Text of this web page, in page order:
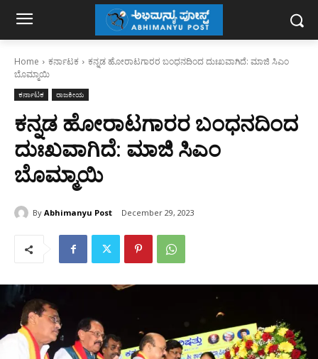
Home ಕರ್ನಾಟಕ
ಕನ್ನಡ ಹೋರಾಟಗಾರರ ಬಂಧನದಿಂದ ದುಃಖವಾಗಿದೆ: ಮಾಜಿ ಸಿಎಂ
ಬೊಮ್ಮಾಯಿ
ಕರ್ನಾಟಕ ರಾಜಕೀಯ
ಕನ್ನಡ ಹೋರಾಟಗಾರರ ಬಂಧನದಿಂದ
ದುಃಖವಾಗಿದೆ: ಮಾಜಿ ಸಿಎಂ
ಬೊಮ್ಮಾಯಿ
By Abhimanyu Post December 29, 2023